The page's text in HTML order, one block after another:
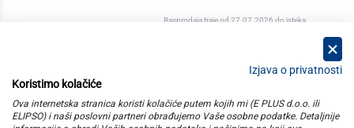
Rasprodaja traje od 27.07.2026 do isteka
kategorije
Izjava o privatnosti
Koristimo kolačiće
Ova internetska stranica koristi kolačiće putem kojih mi (E PLUS d.o.o. ili
ELIPSO) i naši poslovni partneri obrađujemo Vaše osobne podatke. Detaljnije